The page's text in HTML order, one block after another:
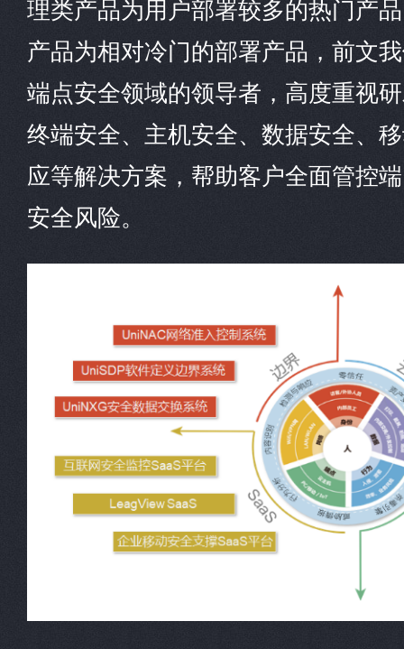
理类产品为用户部署较多的热门产
产品为相对冷门的部署产品，前文
端点安全领域的领导者，高度重视
终端安全、主机安全、数据安全、
应等解决方案，帮助客户全面管控
安全风险。